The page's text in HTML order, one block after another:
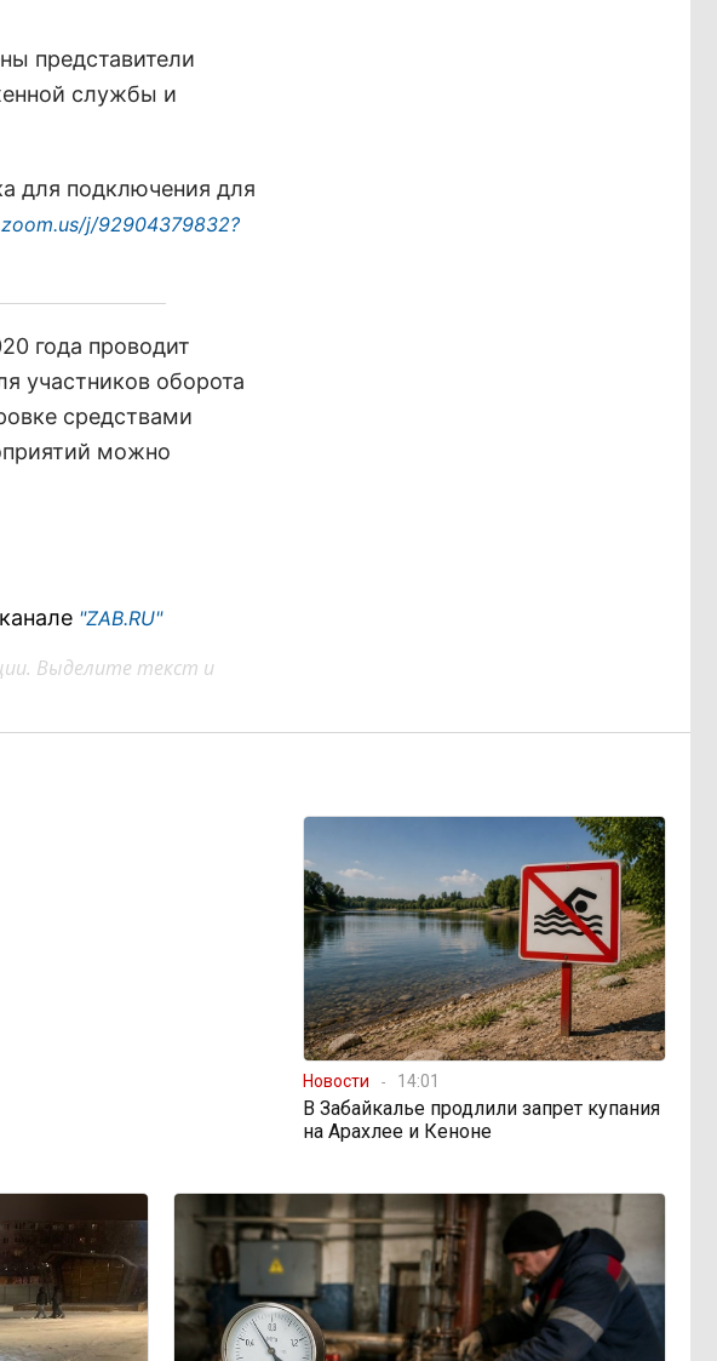
представители
службы и
для подключения для
j/92904379832?
года проводит
участников оборота
средствами
можно
"ZAB.RU"
Выделите текст и
Новости 14:01
В Забайкалье продлили запрет купания
на Арахлее и Кеноне